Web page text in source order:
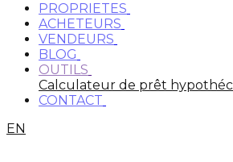
PROPRIETES
ACHETEURS
VENDEURS
BLOG
OUTILS
Calculateur de prêt
CONTACT
EN